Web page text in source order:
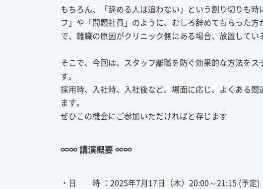
もちろん、「辞める人は追わない」という割り切りも
フ」や「問題社員」のように、むしろ辞めてもらった
で、離職の原因がクリニック側にある場合、放置してい
そこで、今回は、スタッフ離職を防ぐ効果的な方法を
す。
採用時、入社時、入社後など、場面に応じ、よくある
ます。
ぜひこの機会にご参加いただければと存じます
∞∞ 講演概要 ∞∞
・日 時 ：2025年7月17日（木）20:00～21:15 (予定)